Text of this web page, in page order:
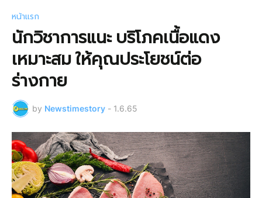
หน้าแรก
นักวิชาการแนะ บริโภคเนื้อแดง
เหมาะสม ให้คุณประโยชน์ต่อ
ร่างกาย
by Newstimestory - 1.6.65